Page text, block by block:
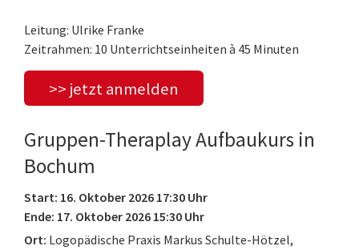
Leitung: Ulrike Franke
Zeitrahmen: 10 Unterrichtseinheiten à 45 Minuten
>> jetzt anmelden
Gruppen-Theraplay Aufbaukurs in
Bochum
Start: 16. Oktober 2026 17:30 Uhr
Ende: 17. Oktober 2026 15:30 Uhr
Ort: Logopädische Praxis Markus Schulte-Hötzel,